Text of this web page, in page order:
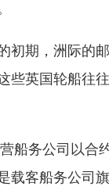
初期，洲际的
些英国轮船往
船务公司以合
载客船务公司